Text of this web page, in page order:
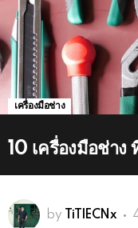
เครื่องมือช่าง
10 เครื่องมือช่าง
by TiTlECNx